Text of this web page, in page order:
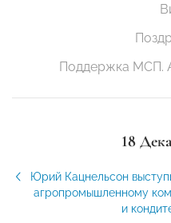
Поддержка МСП.
18
Юрий Кацнельсон
агропромышленному
и